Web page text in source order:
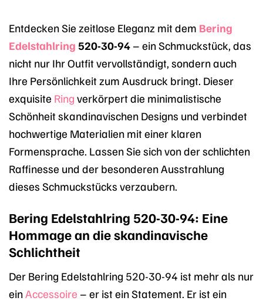
Entdecken Sie zeitlose Eleganz mit dem Bering
Edelstahlring 520-30-94 – ein Schmuckstück, das
nicht nur Ihr Outfit vervollständigt, sondern auch
Ihre Persönlichkeit zum Ausdruck bringt. Dieser
exquisite Ring verkörpert die minimalistische
Schönheit skandinavischen Designs und verbindet
hochwertige Materialien mit einer klaren
Formensprache. Lassen Sie sich von der schlichten
Raffinesse und der besonderen Ausstrahlung
dieses Schmuckstücks verzaubern.
Bering Edelstahlring 520-30-94: Eine
Hommage an die skandinavische
Schlichtheit
Der Bering Edelstahlring 520-30-94 ist mehr als nur
einAccessoire – er ist ein Statement. Er ist ein